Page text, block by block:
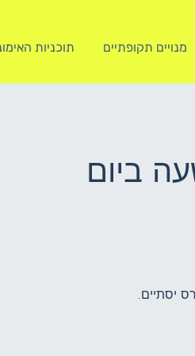
מנויים תקופתיים תוכניות
ביום
יסתיים.